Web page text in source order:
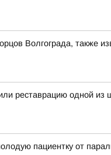
Волгограда, также
реставрацию одной из
пациентку от